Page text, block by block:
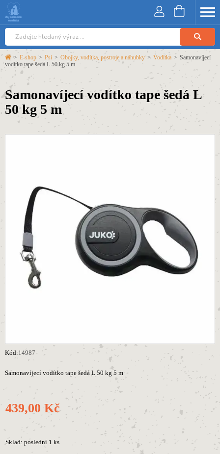
> E-shop > Psi > Obojky, vodítka, postroje a náhubky > Vodítka > Samonavíjecí
vodítko tape šedá L 50 kg 5 m
Samonavíjecí vodítko tape šedá L
50 kg 5 m
Kód:14987
Samonavíjecí vodítko tape šedá L 50 kg 5 m
439,00 Kč
Sklad: poslední 1 ks